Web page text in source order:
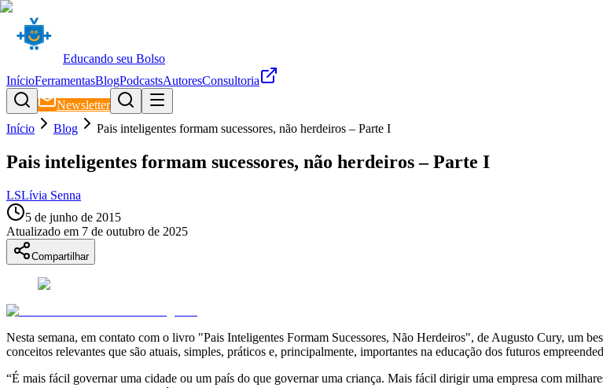
Educando seu Bolso
InícioFerramentasBlogPodcastsAutoresConsultoria
Newsletter
Início
Blog Pais inteligentes formam sucessores, não herdeiros – Parte I
Pais inteligentes formam sucessores, não herdeiros – Parte I
LSLívia Senna
5 de junho de 2015
Atualizado em 7 de outubro de 2025
Compartilhar
Nesta semana, em contato com o livro "Pais Inteligentes Formam Sucessores, Não Herdeiros", de Augusto Cury, um
conceitos relevantes que são atuais, simples, práticos e, principalmente, importantes na educação dos futuros
“É mais fácil governar uma cidade ou um país do que governar uma criança. Mais fácil dirigir uma empresa com